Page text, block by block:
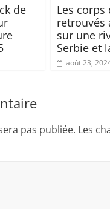
de
Les
retrouvés
sur une
Serbie et
août 23,
pas publiée. Les